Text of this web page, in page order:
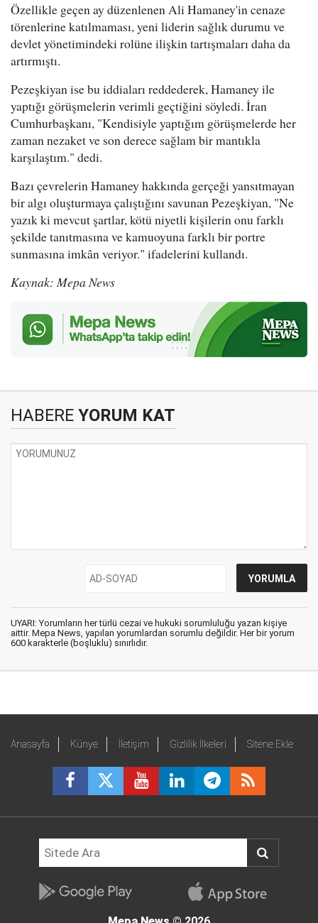
Özellikle geçen ay düzenlenen Ali Hamaney'in cenaze
törenlerine katılmaması, yeni liderin sağlık durumu ve
devlet yönetimindeki rolüne ilişkin tartışmaları daha da
artırmıştı.
Pezeşkiyan ise bu iddiaları reddederek, Hamaney ile
yaptığı görüşmelerin verimli geçtiğini söyledi. İran
Cumhurbaşkanı, "Kendisiyle yaptığım görüşmelerde her
zaman nezaket ve son derece sağlam bir mantıkla
karşılaştım." dedi.
Bazı çevrelerin Hamaney hakkında gerçeği yansıtmayan
bir algı oluşturmaya çalıştığını savunan Pezeşkiyan, "Ne
yazık ki mevcut şartlar, kötü niyetli kişilerin onu farklı
şekilde tanıtmasına ve kamuoyuna farklı bir portre
sunmasına imkân veriyor." ifadelerini kullandı.
Kaynak: Mepa News
HABERE YORUM KAT
UYARI: Yorumların her türlü cezai ve hukuki sorumluluğu yazan kişiye
aittir. Mepa News, yapılan yorumlardan sorumlu değildir. Her bir yorum
600 karakterle (boşluklu) sınırlıdır.
Anasayfa Künye İletişim Gizlilik İlkeleri Sitene Ekle